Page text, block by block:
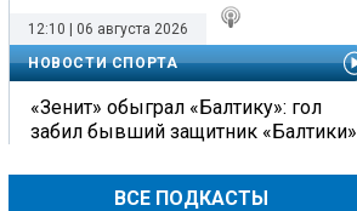
12:10 | 06 августа 2026
НОВОСТИ СПОРТА
«Зенит» обыграл «Балтику»: гол
забил бывший защитник «Балтики»
ВСЕ ПОДКАСТЫ